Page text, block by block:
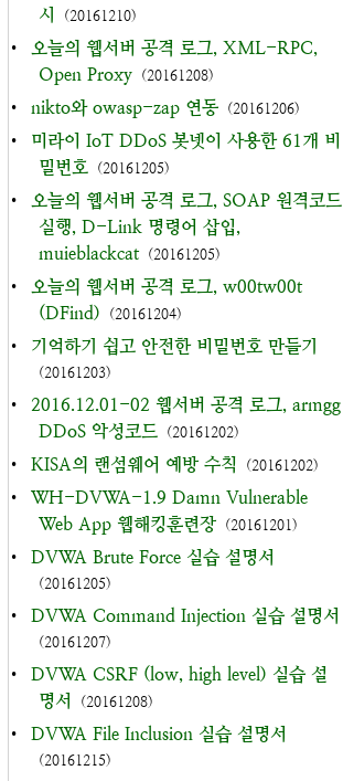
시
(20161210)
•
오늘의 웹서버 공격 로그, XML-RPC,
Open Proxy (20161208)
• nikto와 owasp-zap 연동 (20161206)
•
미라이 IoT DDoS 봇넷이 사용한 61개 비
밀번호 (20161205)
•
오늘의 웹서버 공격 로그, SOAP 원격코드
실행, D-Link 명령어 삽입,
muieblackcat (20161205)
•
오늘의 웹서버 공격 로그, w00tw00t
(DFind)
(20161204)
• 기억하기 쉽고 안전한 비밀번호 만들기
(20161203)
•
2016.12.01-02 웹서버 공격 로그, armgg
DDoS 악성코드 (20161202)
• KISA의 랜섬웨어 예방 수칙 (20161202)
•
WH-DVWA-1.9 Damn Vulnerable
Web App 웹해킹훈련장 (20161201)
• DVWA Brute Force 실습 설명서
(20161205)
• DVWA Command Injection 실습 설명서
(20161207)
•
DVWA CSRF (low, high level) 실습 설
명서
(20161208)
• DVWA File Inclusion 실습 설명서
(20161215)